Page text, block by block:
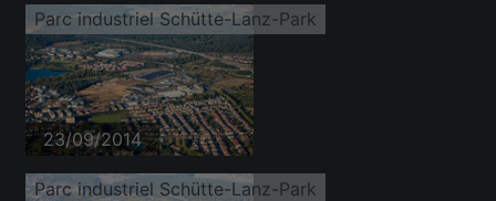
Parc industriel Schütte-Lanz-Park
23/09/2014
Parc industriel Schütte-Lanz-Park